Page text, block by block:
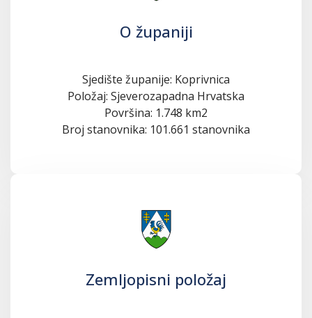
O županiji
Sjedište županije: Koprivnica
Položaj: Sjeverozapadna Hrvatska
Površina: 1.748 km2
Broj stanovnika: 101.661 stanovnika
Zemljopisni položaj